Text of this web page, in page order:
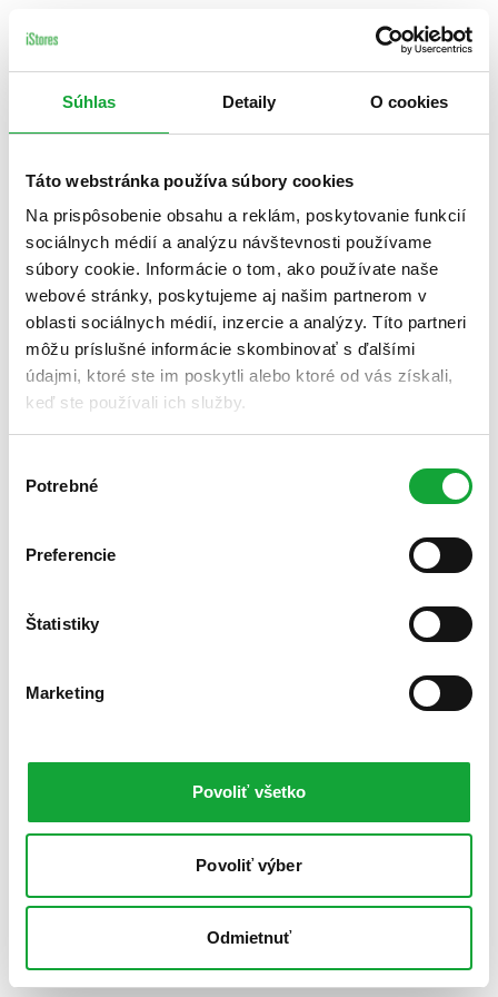
Súhlas Detaily O cookies
Táto webstránka používa súbory cookies
Na prispôsobenie obsahu a reklám, poskytovanie funkcií
sociálnych médií a analýzu návštevnosti používame
súbory cookie. Informácie o tom, ako používate naše
webové stránky, poskytujeme aj našim partnerom v
oblasti sociálnych médií, inzercie a analýzy. Títo partneri
môžu príslušné informácie skombinovať s ďalšími
údajmi, ktoré ste im poskytli alebo ktoré od vás získali,
keď ste používali ich služby.
súhlasu
Potrebné
Preferencie
Štatistiky
Marketing
Povoliť všetko
Povoliť výber
Odmietnuť